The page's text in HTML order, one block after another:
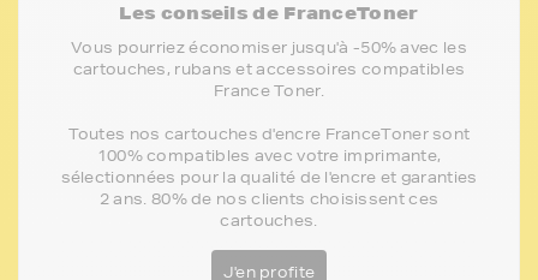
Les conseils de FranceToner
Vous pourriez économiser jusqu'à -50% avec les
cartouches, rubans et accessoires compatibles
France Toner.
Toutes nos cartouches d'encre FranceToner sont
100% compatibles avec votre imprimante,
sélectionnées pour la qualité de l'encre et garanties
2 ans. 80% de nos clients choisissent ces
cartouches.
J'en profite